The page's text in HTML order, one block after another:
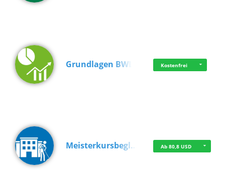
Grundlagen BWL Kostenfrei
Meisterkursbegl… Ab 80,8 USD